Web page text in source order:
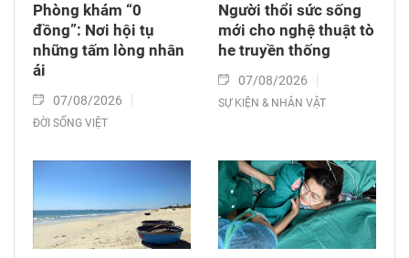
Phòng khám “0
đồng”: Nơi hội tụ
những tấm lòng nhân
ái
07/08/2026
ĐỜI SỐNG VIỆT
Người thổi sức sống
mới cho nghệ thuật tò
he truyền thống
07/08/2026
SỰ KIỆN & NHÂN VẬT